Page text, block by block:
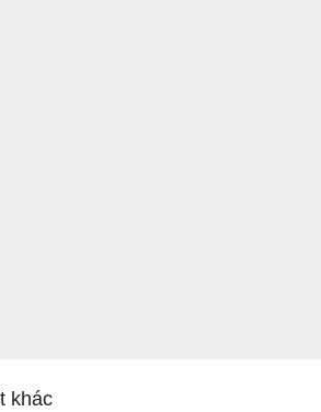
khác